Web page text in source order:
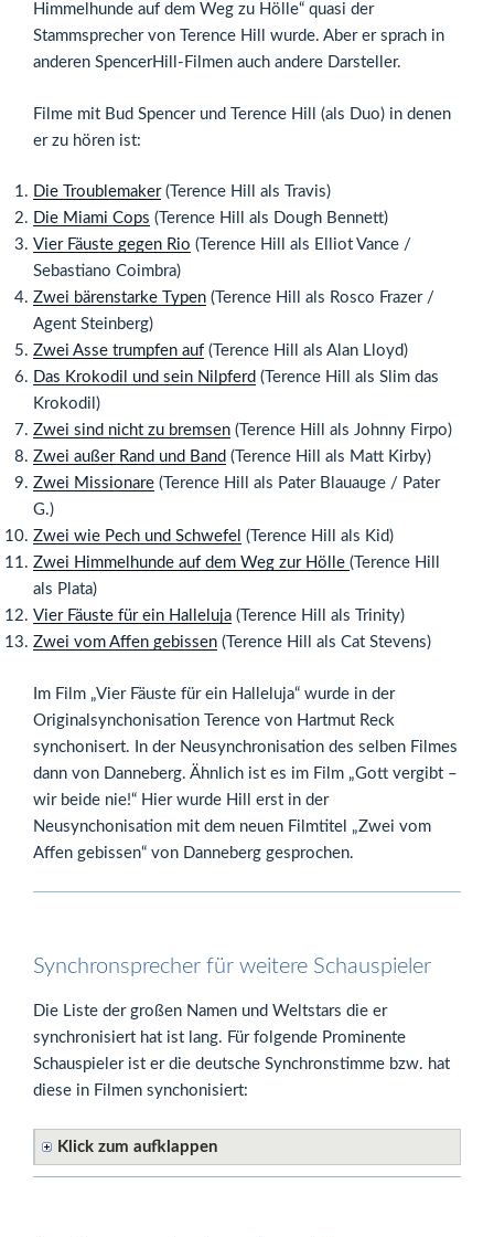
Himmelhunde auf dem Weg zu Hölle“ quasi der
Stammsprecher von Terence Hill wurde. Aber er sprach in
anderen SpencerHill-Filmen auch andere Darsteller.
Filme mit Bud Spencer und Terence Hill (als Duo) in denen
er zu hören ist:
Die Troublemaker(Terence Hill als Travis)
Die Miami Cops (Terence Hill als Dough Bennett)
Vier Fäuste gegen Rio (Terence Hill als Elliot Vance /
Sebastiano Coimbra)
Zwei bärenstarke Typen (Terence Hill als Rosco Frazer /
Agent Steinberg)
Zwei Asse trumpfen auf (Terence Hill als Alan Lloyd)
Das Krokodil und sein Nilpferd (Terence Hill als Slim das
Krokodil)
Zwei sind nicht zu bremsen (Terence Hill als Johnny Firpo)
Zwei außer Rand und Band (Terence Hill als Matt Kirby)
Zwei Missionare (Terence Hill als Pater Blauauge / Pater
G.)
Zwei wie Pech und Schwefel (Terence Hill als Kid)
Zwei Himmelhunde auf dem Weg zur Hölle (Terence Hill
als Plata)
Vier Fäuste für ein Halleluja (Terence Hill als Trinity)
Zwei vom Affen gebissen (Terence Hill als Cat Stevens)
Im Film „Vier Fäuste für ein Halleluja“ wurde in der
Originalsynchonisation Terence von Hartmut Reck
synchonisert. In der Neusynchronisation des selben Filmes
dann von Danneberg. Ähnlich ist es im Film „Gott vergibt –
wir beide nie!“ Hier wurde Hill erst in der
Neusynchonisation mit dem neuen Filmtitel „Zwei vom
Affen gebissen“ von Danneberg gesprochen.
Synchronsprecher für weitere Schauspieler
Die Liste der großen Namen und Weltstars die er
synchronisiert hat ist lang. Für folgende Prominente
Schauspieler ist er die deutsche Synchronstimme bzw. hat
diese in Filmen synchonisiert:
Klick zum aufklappen